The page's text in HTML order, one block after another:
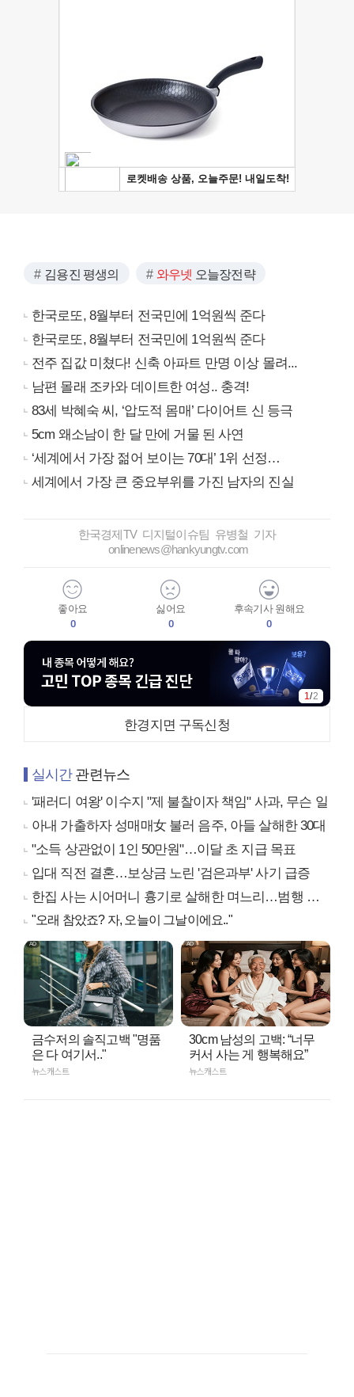
김용진 평생의 와우넷 오늘장전략
한국로또, 8월부터 전국민에 1억원씩 준다
한국로또, 8월부터 전국민에 1억원씩 준다
전주 집값 미쳤다! 신축 아파트 만명 이상 몰려...
남편 몰래 조카와 데이트한 여성.. 충격!
83세 박혜숙 씨, ‘압도적 몸매’ 다이어트 신 등극
5cm 왜소남이 한 달 만에 거물 된 사연
‘세계에서 가장 젊어 보이는 70대’ 1위 선정…
세계에서 가장 큰 중요부위를 가진 남자의 진실
한국경제TV 디지털이슈팀 유병철 기자
onlinenews@hankyungtv.com
좋아요
0
싫어요
0
후속기사 원해요
0
1 /2
한경지면 구독신청
실시간관련뉴스
'패러디 여왕' 이수지 "제 불찰이자 책임" 사과, 무슨 일
아내 가출하자 성매매女 불러 음주, 아들 살해한 30대
"소득 상관없이 1인 50만원"…이달 초 지급 목표
입대 직전 결혼…보상금 노린 '검은과부' 사기 급증
한집 사는 시어머니 흉기로 살해한 며느리…범행 동기는
"오래 참았죠? 자, 오늘이 그날이에요.."
금수저의 솔직고백 "명품
은 다 여기서.."
뉴스캐스트
30cm 남성의 고백: “너무
커서 사는 게 행복해요”
뉴스캐스트